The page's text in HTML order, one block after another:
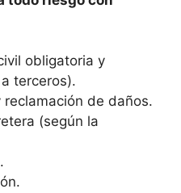
obligatoria y
terceros).
de daños.
(según la